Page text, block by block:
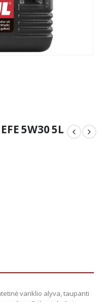
5W30 5L
variklio alyva, taupanti